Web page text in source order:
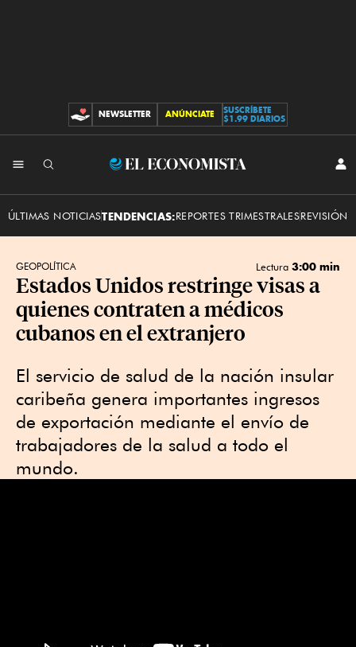
CONTRIBUCIONES
NEWSLETTER ANÚNCIATE
SUSCRÍBETE
$1.99 DIARIOS
El
ÚLTIMAS NOTICIASTENDENCIAS:REPORTES TRIMESTRALESREVISIÓN
GEOPOLÍTICA Lectura 3:00 min
Estados Unidos restringe visas a
quienes contraten a médicos
cubanos en el extranjero
El servicio de salud de la nación insular
caribeña genera importantes ingresos
de exportación mediante el envío de
trabajadores de la salud a todo el
mundo.